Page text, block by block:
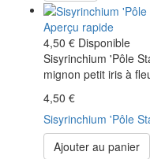
Aperçu rapide
4,50 € Disponible
Sisyrinchium 'Pôle
mignon petit iris à
4,50 €
Sisyrinchium 'Pôle
Ajouter au panier